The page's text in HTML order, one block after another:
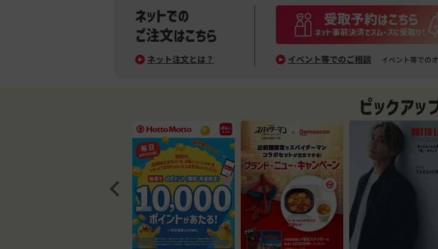
ネットでの
ご注文はこちら
ネット注文とは？ イベント等でのご相談 イベント等での
ピックアッ